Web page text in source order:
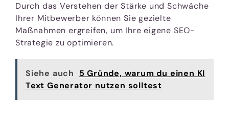
Durch das Verstehen der Stärke und Schwäche
Ihrer Mitbewerber können Sie gezielte
Maßnahmen ergreifen, um Ihre eigene SEO-
Strategie zu optimieren.
Siehe auch
5 Gründe, warum du einen KI
Text Generator nutzen solltest